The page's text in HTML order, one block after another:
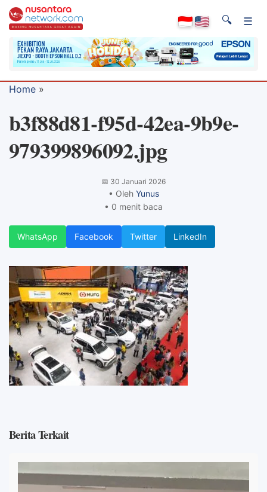
🔍 ☰
Home »
b3f88d81-f95d-42ea-9b9e-
979399896092.jpg
📅 30 Januari 2026
• Oleh Yunus
• 0 menit baca
WhatsApp Facebook Twitter LinkedIn
Berita Terkait